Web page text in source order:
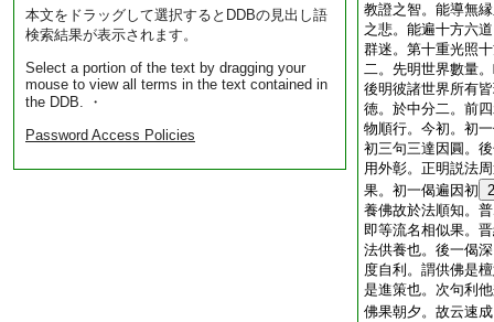
本文をドラッグして選択するとDDBの見出し語
検索結果が表示されます。
Select a portion of the text by dragging your
mouse to view all terms in the text contained in
the DDB. ・
Password Access Policies
教證之智。能導無
之悲。能遍十方六
群迷。第十重光照
二。先明世界數量
後明彼諸世界所有
徳。於中分二。前
物順行。今初。初
初三句三達因圓。
用外彰。正明説法
果。初一偈遍因初 2
養佛故於法順知。
即等流名相似果。
法供養也。後一偈
度自利。謂供佛是
是進策也。次句利
佛果朝夕。故云速